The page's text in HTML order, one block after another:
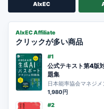
AIxEC
AIxEC Affiliate
クリックが多い商品
#1
公式テキスト第4版
題集
日本能率協会マネジ
1,980円
#2